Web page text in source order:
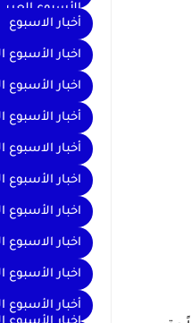
الأسبوع
أخبار الاسبوع
اخبار الأسبوع
اخبار الأسبوع
أخبار الأسبوع
أخبار الاسبوع
اخبار الأسبوع
اخبار الأسبوع
اخبار الاسبوع
اخبار الأسبوع
أخبار الأسبوع